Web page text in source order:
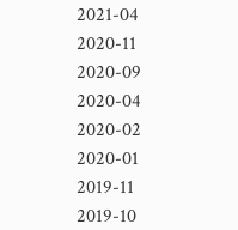
2021-04
2020-11
2020-09
2020-04
2020-02
2020-01
2019-11
2019-10